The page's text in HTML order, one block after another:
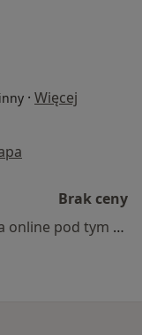
· Więcej
Brak ceny
Specjalista nie oferuje umawiania online pod tym adresem.